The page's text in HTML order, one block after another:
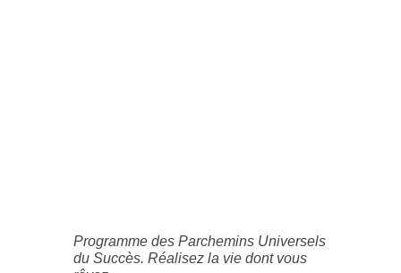
Programme des Parchemins Universels
du Succès. Réalisez la vie dont vous